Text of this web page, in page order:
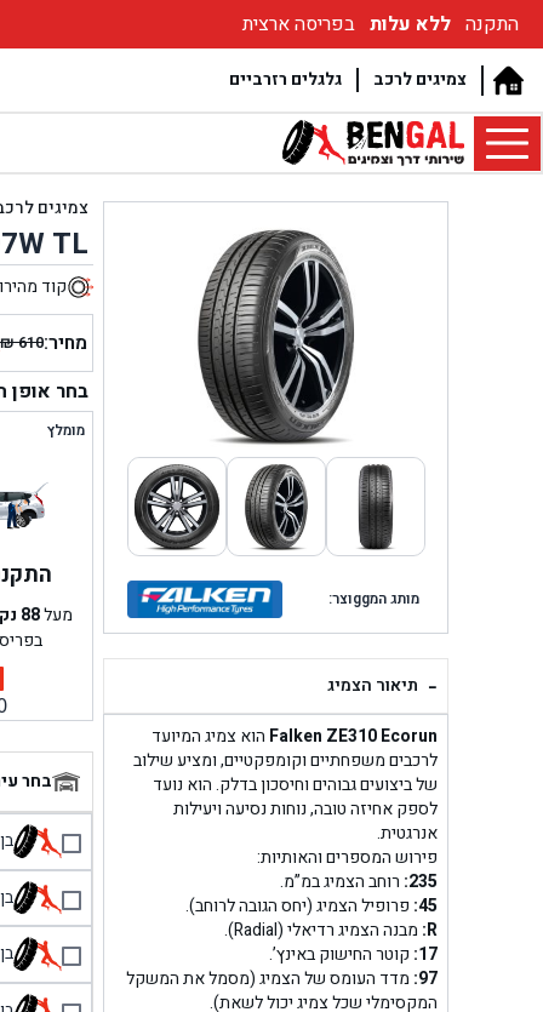
התקנה ללא עלות בפריסה ארצית
גלגלים רזרביים צמיגים לרכב
מותג המggוצר:
- תיאור הצמיג
Falken ZE310 Ecorun הוא צמיג המיועד
לרכבים משפחתיים וקומפקטיים, ומציע שילוב
של ביצועים גבוהים וחיסכון בדלק. הוא נועד
לספק אחיזה טובה, נוחות נסיעה ויעילות
אנרגטית.
פירוש המספרים והאותיות:
235: רוחב הצמיג במ”מ.
45: פרופיל הצמיג (יחס הגובה לרוחב).
R: מבנה הצמיג רדיאלי (Radial).
17: קוטר החישוק באינץ’.
97: מדד העומס של הצמיג (מסמל את המשקל
המקסימלי שכל צמיג יכול לשאת).
צמיגים
TL
קוד
מחיר: ₪610
היה:
הוא:
בחר אופן
מומלץ
מעל88
בחר
בן
בן
בן